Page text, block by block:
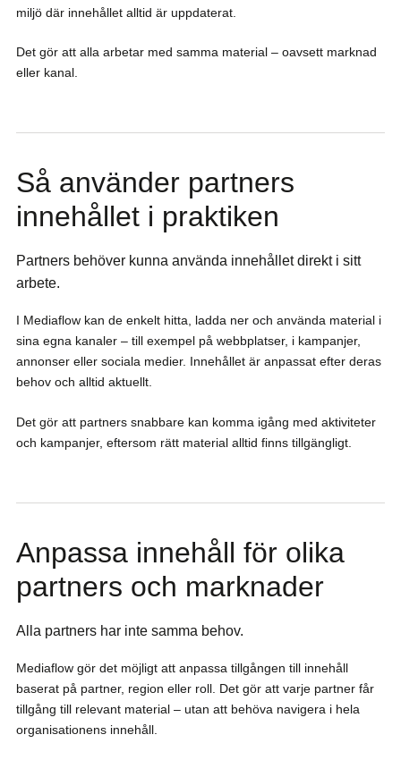
miljö där innehållet alltid är uppdaterat.
Det gör att alla arbetar med samma material – oavsett marknad
eller kanal.
Så använder partners
innehållet i praktiken
Partners behöver kunna använda innehållet direkt i sitt
arbete.
I Mediaflow kan de enkelt hitta, ladda ner och använda material i
sina egna kanaler – till exempel på webbplatser, i kampanjer,
annonser eller sociala medier. Innehållet är anpassat efter deras
behov och alltid aktuellt.
Det gör att partners snabbare kan komma igång med aktiviteter
och kampanjer, eftersom rätt material alltid finns tillgängligt.
Anpassa innehåll för olika
partners och marknader
Alla partners har inte samma behov.
Mediaflow gör det möjligt att anpassa tillgången till innehåll
baserat på partner, region eller roll. Det gör att varje partner får
tillgång till relevant material – utan att behöva navigera i hela
organisationens innehåll.